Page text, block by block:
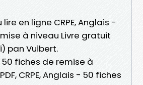
en ligne CRPE, Anglais -
à niveau Livre gratuit
pan Vuibert.
50 fiches de remise à
CRPE, Anglais - 50 fiches